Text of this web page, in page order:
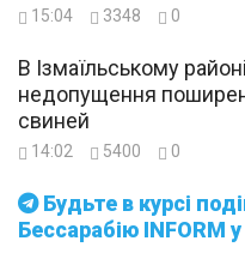
Будьте в курсі подій. Підписуйтесь на
Бессарабію INFORM
15:04 3348 0
В Ізмаїльському
недопущення
свиней
14:02 5400 0